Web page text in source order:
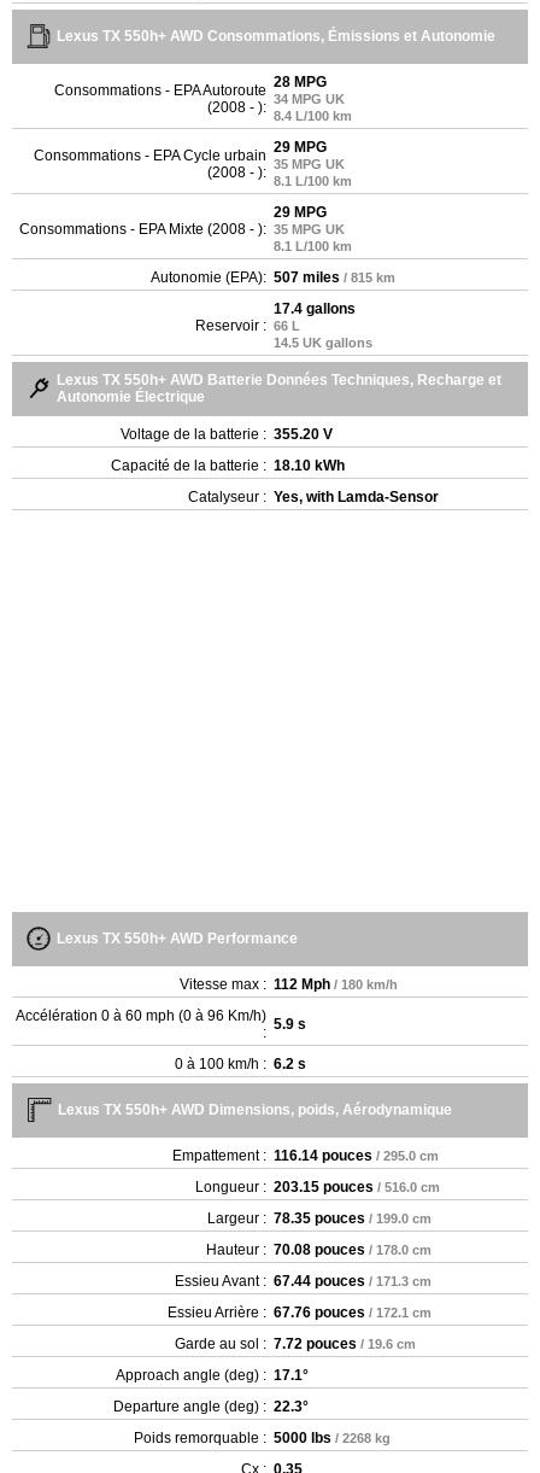
Lexus TX 550h+ AWD Consommations, Émissions et Autonomie
Consommations - EPA Autoroute
(2008 - ):
28 MPG
34 MPG UK
8.4 L/100 km
Consommations - EPA Cycle urbain
(2008 - ):
29 MPG
35 MPG UK
8.1 L/100 km
Consommations - EPA Mixte (2008 - ):
29 MPG
35 MPG UK
8.1 L/100 km
Autonomie (EPA): 507 miles / 815 km
Reservoir :
17.4 gallons
66 L
14.5 UK gallons
Lexus TX 550h+ AWD Batterie Données Techniques, Recharge et
Autonomie Électrique
Voltage de la batterie : 355.20 V
Capacité de la batterie : 18.10 kWh
Catalyseur : Yes, with Lamda-Sensor
Lexus TX 550h+ AWD Performance
Vitesse max : 112 Mph / 180 km/h
Accélération 0 à 60 mph (0 à 96 Km/h)
: 5.9 s
0 à 100 km/h : 6.2 s
Lexus TX 550h+ AWD Dimensions, poids, Aérodynamique
Empattement : 116.14 pouces / 295.0 cm
Longueur : 203.15 pouces / 516.0 cm
Largeur : 78.35 pouces / 199.0 cm
Hauteur : 70.08 pouces / 178.0 cm
Essieu Avant : 67.44 pouces / 171.3 cm
Essieu Arrière : 67.76 pouces / 172.1 cm
Garde au sol : 7.72 pouces / 19.6 cm
Approach angle (deg) : 17.1°
Departure angle (deg) : 22.3°
Poids remorquable : 5000 lbs / 2268 kg
Cx : 0.35